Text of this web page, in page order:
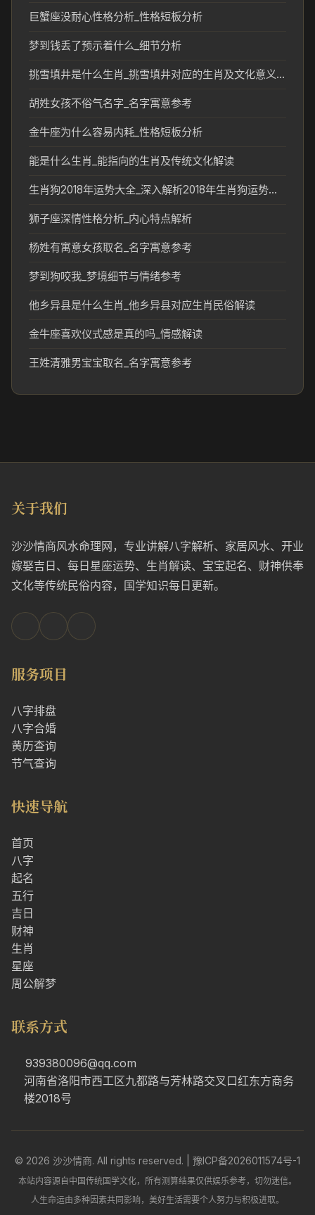
巨蟹座没耐心性格分析_性格短板分析
梦到钱丢了预示着什么_细节分析
挑雪填井是什么生肖_挑雪填井对应的生肖及文化意义分析
胡姓女孩不俗气名字_名字寓意参考
金牛座为什么容易内耗_性格短板分析
能是什么生肖_能指向的生肖及传统文化解读
生肖狗2018年运势大全_深入解析2018年生肖狗运势走向
狮子座深情性格分析_内心特点解析
杨姓有寓意女孩取名_名字寓意参考
梦到狗咬我_梦境细节与情绪参考
他乡异县是什么生肖_他乡异县对应生肖民俗解读
金牛座喜欢仪式感是真的吗_情感解读
王姓清雅男宝宝取名_名字寓意参考
关于我们
沙沙情商风水命理网，专业讲解八字解析、家居风水、开业
嫁娶吉日、每日星座运势、生肖解读、宝宝起名、财神供奉
文化等传统民俗内容，国学知识每日更新。
服务项目
八字排盘
八字合婚
黄历查询
节气查询
快速导航
首页
八字
起名
五行
吉日
财神
生肖
星座
周公解梦
联系方式
939380096@qq.com
河南省洛阳市西工区九都路与芳林路交叉口红东方商务
楼2018号
© 2026 沙沙情商. All rights reserved. | 豫ICP备2026011574号-1
本站内容源自中国传统国学文化，所有测算结果仅供娱乐参考，切勿迷信。
人生命运由多种因素共同影响，美好生活需要个人努力与积极进取。